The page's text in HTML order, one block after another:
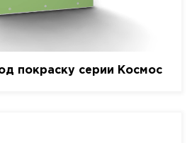
покраску серии Космос